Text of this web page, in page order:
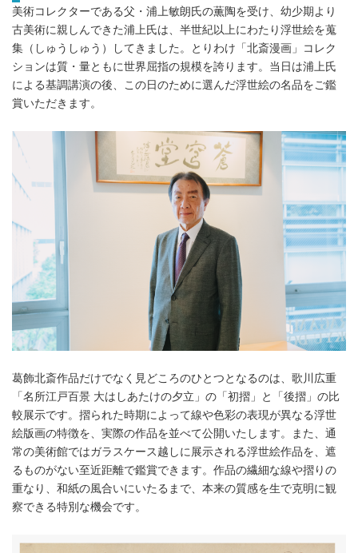
美術コレクターである父・浦上敏朗氏の薫陶を受け、幼少期より
古美術に親しんできた浦上氏は、半世紀以上にわたり浮世絵を蒐
集（しゅうしゅう）してきました。とりわけ「北斎漫画」コレク
ションは質・量ともに世界屈指の規模を誇ります。当日は浦上氏
による基調講演の後、この日のために選んだ浮世絵の名品をご鑑
賞いただきます。
葛飾北斎作品だけでなく見どころのひとつとなるのは、歌川広重
「名所江戸百景 大はしあたけの夕立」の「初摺」と「後摺」の比
較展示です。摺られた時期によって線や色彩の表現が異なる浮世
絵版画の特徴を、実際の作品を並べて公開いたします。また、通
常の美術館ではガラスケース越しに展示される浮世絵作品を、遮
るものがない至近距離で鑑賞できます。作品の繊細な線や摺りの
重なり、和紙の風合いにいたるまで、本来の質感を生で克明に観
察できる特別な機会です。